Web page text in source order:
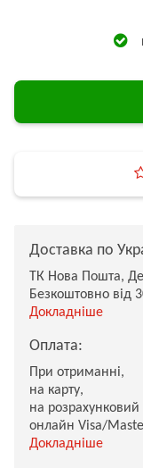
Доставка по
ТК Нова Пошта,
Безкоштовно від
Докладніше
Оплата:
При отриманні,
на карту,
на розрахунковий
онлайн Visa/
Докладніше